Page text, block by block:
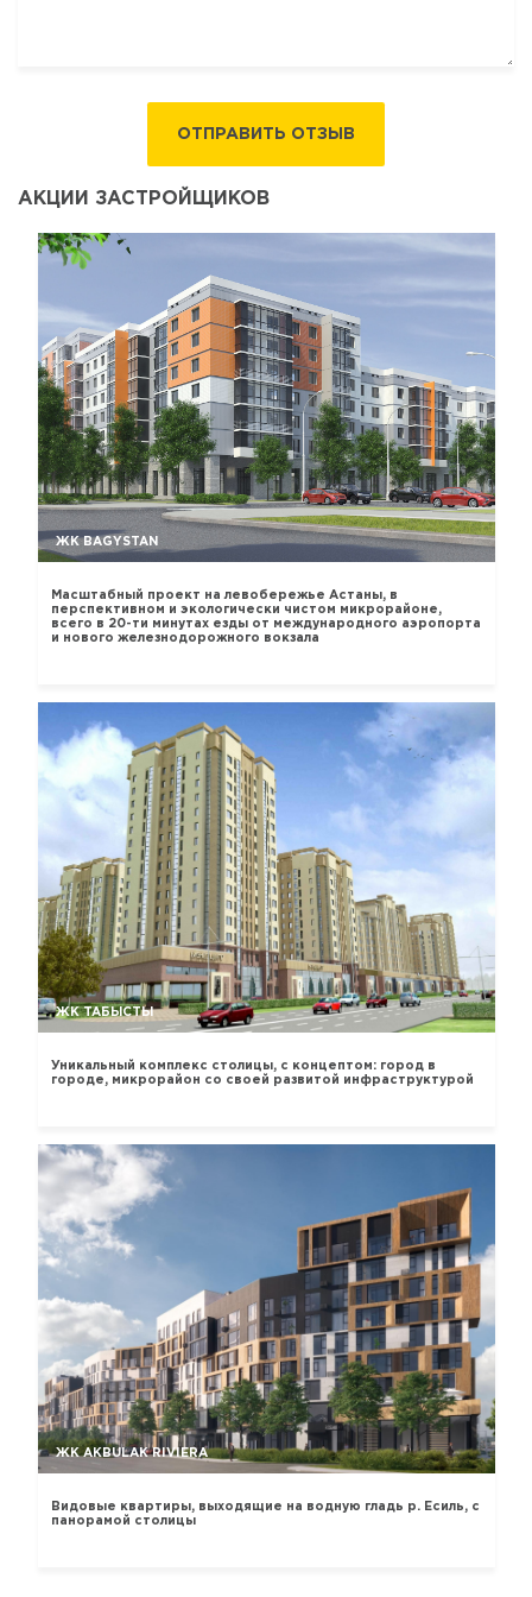
ОТПРАВИТЬ ОТЗЫВ
АКЦИИ ЗАСТРОЙЩИКОВ
ЖК BAGYSTAN
Масштабный проект на левобережье Астаны, в
перспективном и экологически чистом микрорайоне,
всего в 20-ти минутах езды от международного аэропорта
и нового железнодорожного вокзала
ЖК ТАБЫСТЫ
Уникальный комплекс столицы, с концептом: город в
городе, микрорайон со своей развитой инфраструктурой
ЖК AKBULAK RIVIERA
Видовые квартиры, выходящие на водную гладь р. Есиль, с
панорамой столицы